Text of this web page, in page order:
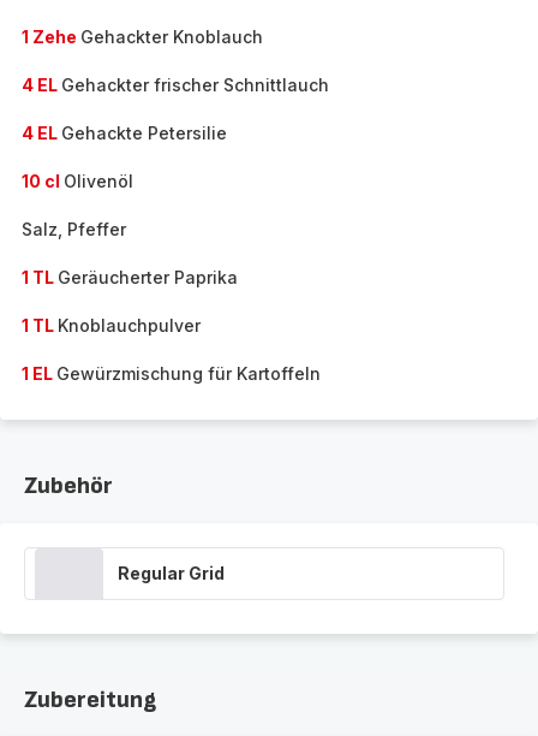
1 Zehe Gehackter Knoblauch
4 EL Gehackter frischer Schnittlauch
4 EL Gehackte Petersilie
10 cl Olivenöl
Salz, Pfeffer
1 TL Geräucherter Paprika
1 TL Knoblauchpulver
1 EL Gewürzmischung für Kartoffeln
Zubehör
Regular Grid
Zubereitung